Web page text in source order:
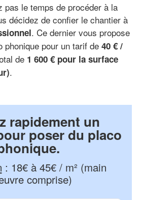
pas le temps de procéder à la
décidez de confier le chantier à
. Ce dernier vous propose
phonique pour un tarif de 40 € /
de 1 600 € pour la surface
.
rapidement un
poser du placo
: 18€ à 45€ / m² (main
comprise)